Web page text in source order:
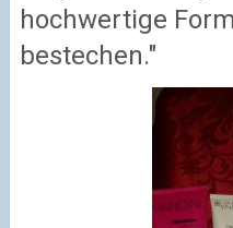
hochwertige
bestechen."